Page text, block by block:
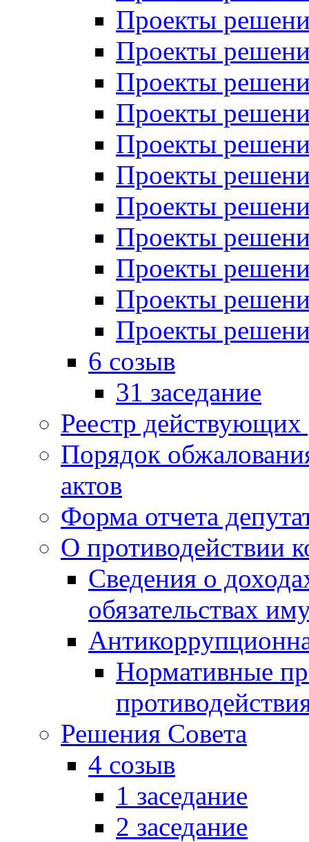
Проекты
Проекты
Проекты
Проекты
Проекты
Проекты
Проекты
Проекты
Проекты
Проекты
Проекты
6 созыв
31 заседание
Реестр
Порядок
актов
Форма отчета
О противодействии
Сведения о
обязательствах
Нормативные
Решения Совета
4 созыв
1 заседание
2 заседание